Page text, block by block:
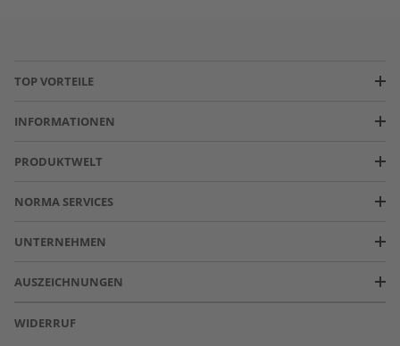
TOP VORTEILE
INFORMATIONEN
PRODUKTWELT
NORMA SERVICES
UNTERNEHMEN
AUSZEICHNUNGEN
WIDERRUF